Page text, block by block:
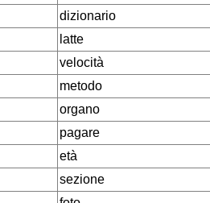
dizionario
latte
velocità
metodo
organo
pagare
età
sezione